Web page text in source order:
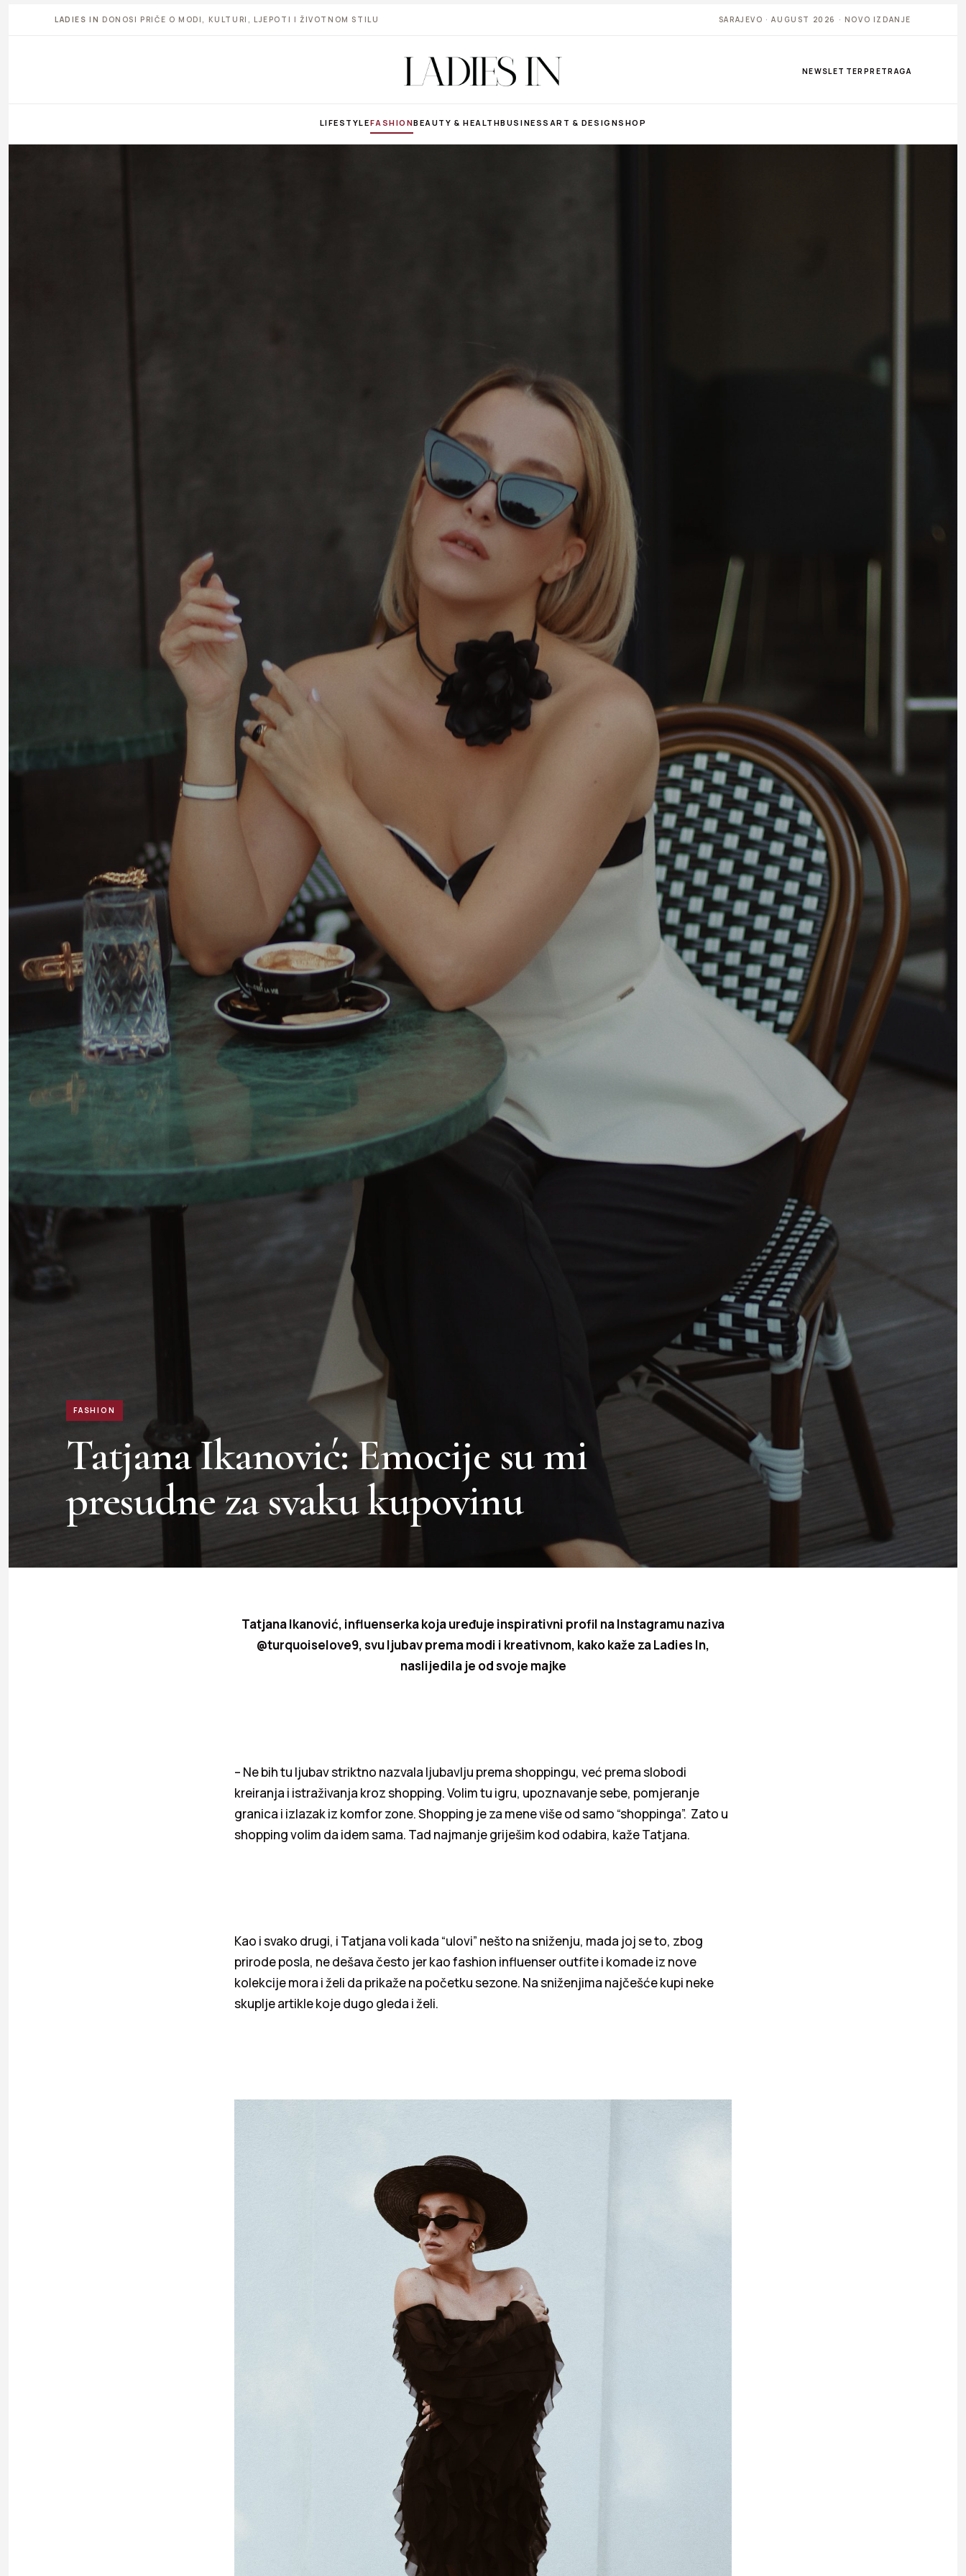
LADIES IN DONOSI PRIČE O MODI, KULTURI, LJEPOTI I ŽIVOTNOM STILU SARAJEVO · AUGUST 2026 · NOVO IZDANJE
NEWSLETTER PRETRAGA
LIFESTYLEFASHIONBEAUTY & HEALTHBUSINESS ART & DESIGNSHOP
FASHION
Tatjana Ikanović: Emocije su mi
presudne za svaku kupovinu
Tatjana Ikanović, influenserka koja uređuje inspirativni profil na Instagramu naziva
@turquoiselove9, svu ljubav prema modi i kreativnom, kako kaže za Ladies In,
naslijedila je od svoje majke
– Ne bih tu ljubav striktno nazvala ljubavlju prema shoppingu, već prema slobodi
kreiranja i istraživanja kroz shopping. Volim tu igru, upoznavanje sebe, pomjeranje
granica i izlazak iz komfor zone. Shopping je za mene više od samo “shoppinga”. Zato u
shopping volim da idem sama. Tad najmanje griješim kod odabira, kaže Tatjana.
Kao i svako drugi, i Tatjana voli kada “ulovi” nešto na sniženju, mada joj se to, zbog
prirode posla, ne dešava često jer kao fashion influenser outfite i komade iz nove
kolekcije mora i želi da prikaže na početku sezone. Na sniženjima najčešće kupi neke
skuplje artikle koje dugo gleda i želi.